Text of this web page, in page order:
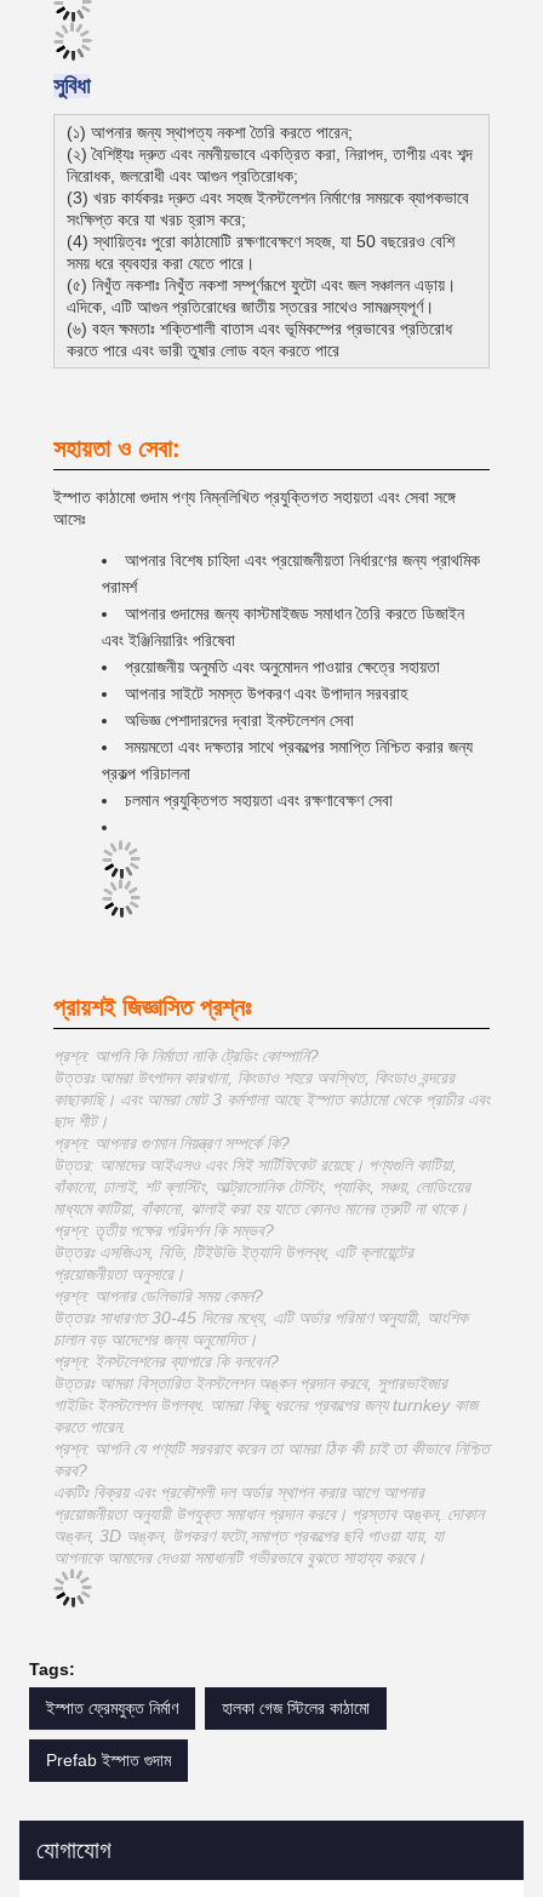
সুবিধা
(১) আপনার জন্য স্থাপত্য নকশা তৈরি করতে পারেন;
(২) বৈশিষ্ট্যঃ দ্রুত এবং নমনীয়ভাবে একত্রিত করা, নিরাপদ, তাপীয় এবং শব্দ
নিরোধক, জলরোধী এবং আগুন প্রতিরোধক;
(3) খরচ কার্যকরঃ দ্রুত এবং সহজ ইনস্টলেশন নির্মাণের সময়কে ব্যাপকভাবে
সংক্ষিপ্ত করে যা খরচ হ্রাস করে;
(4) স্থায়িত্বঃ পুরো কাঠামোটি রক্ষণাবেক্ষণে সহজ, যা 50 বছরেরও বেশি
সময় ধরে ব্যবহার করা যেতে পারে।
(৫) নিখুঁত নকশাঃ নিখুঁত নকশা সম্পূর্ণরূপে ফুটো এবং জল সঞ্চালন এড়ায়।
এদিকে, এটি আগুন প্রতিরোধের জাতীয় স্তরের সাথেও সামঞ্জস্যপূর্ণ।
(৬) বহন ক্ষমতাঃ শক্তিশালী বাতাস এবং ভূমিকম্পের প্রভাবের প্রতিরোধ
করতে পারে এবং ভারী তুষার লোড বহন করতে পারে
সহায়তা ও সেবা:
ইস্পাত কাঠামো গুদাম পণ্য নিম্নলিখিত প্রযুক্তিগত সহায়তা এবং সেবা সঙ্গে
আসেঃ
আপনার বিশেষ চাহিদা এবং প্রয়োজনীয়তা নির্ধারণের জন্য প্রাথমিক
পরামর্শ
আপনার গুদামের জন্য কাস্টমাইজড সমাধান তৈরি করতে ডিজাইন
এবং ইঞ্জিনিয়ারিং পরিষেবা
প্রয়োজনীয় অনুমতি এবং অনুমোদন পাওয়ার ক্ষেত্রে সহায়তা
আপনার সাইটে সমস্ত উপকরণ এবং উপাদান সরবরাহ
অভিজ্ঞ পেশাদারদের দ্বারা ইনস্টলেশন সেবা
সময়মতো এবং দক্ষতার সাথে প্রকল্পের সমাপ্তি নিশ্চিত করার জন্য
প্রকল্প পরিচালনা
চলমান প্রযুক্তিগত সহায়তা এবং রক্ষণাবেক্ষণ সেবা
প্রায়শই জিজ্ঞাসিত প্রশ্নঃ
প্রশ্ন: আপনি কি নির্মাতা নাকি ট্রেডিং কোম্পানি?
উত্তরঃ আমরা উৎপাদন কারখানা, কিংডাও শহরে অবস্থিত, কিংডাও বন্দরের
কাছাকাছি। এবং আমরা মোট 3 কর্মশালা আছে ইস্পাত কাঠামো থেকে প্রাচীর এবং
ছাদ শীট।
প্রশ্ন: আপনার গুণমান নিয়ন্ত্রণ সম্পর্কে কি?
উত্তর: আমাদের আইএসও এবং সিই সার্টিফিকেট রয়েছে। পণ্যগুলি কাটিয়া,
বাঁকানো, ঢালাই, শট ব্লাস্টিং, আল্ট্রাসোনিক টেস্টিং, প্যাকিং, সঞ্চয়, লোডিংয়ের
মাধ্যমে কাটিয়া, বাঁকানো, ঝালাই করা হয় যাতে কোনও মানের ত্রুটি না থাকে।
প্রশ্ন: তৃতীয় পক্ষের পরিদর্শন কি সম্ভব?
উত্তরঃ এসজিএস, বিভি, টিইউভি ইত্যাদি উপলব্ধ, এটি ক্লায়েন্টের
প্রয়োজনীয়তা অনুসারে।
প্রশ্ন: আপনার ডেলিভারি সময় কেমন?
উত্তরঃ সাধারণত 30-45 দিনের মধ্যে, এটি অর্ডার পরিমাণ অনুযায়ী, আংশিক
চালান বড় আদেশের জন্য অনুমোদিত।
প্রশ্ন: ইনস্টলেশনের ব্যাপারে কি বলবেন?
উত্তরঃ আমরা বিস্তারিত ইনস্টলেশন অঙ্কন প্রদান করবে, সুপারভাইজার
গাইডিং ইনস্টলেশন উপলব্ধ. আমরা কিছু ধরনের প্রকল্পের জন্য turnkey কাজ
করতে পারেন.
প্রশ্ন: আপনি যে পণ্যটি সরবরাহ করেন তা আমরা ঠিক কী চাই তা কীভাবে নিশ্চিত
করব?
একটিঃ বিক্রয় এবং প্রকৌশলী দল অর্ডার স্থাপন করার আগে আপনার
প্রয়োজনীয়তা অনুযায়ী উপযুক্ত সমাধান প্রদান করবে। প্রস্তাব অঙ্কন, দোকান
অঙ্কন, 3D অঙ্কন, উপকরণ ফটো,সমাপ্ত প্রকল্পের ছবি পাওয়া যায়, যা
আপনাকে আমাদের দেওয়া সমাধানটি গভীরভাবে বুঝতে সাহায্য করবে।
Tags:
ইস্পাত ফ্রেমযুক্ত নির্মাণ
হালকা গেজ স্টিলের কাঠামো
Prefab ইস্পাত গুদাম
যোগাযোগ